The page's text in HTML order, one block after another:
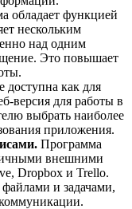
обладает функцией
нескольким
над одним
Это повышает
доступна как для
версия для работы в
выбрать наиболее
приложения.
Программа
внешними
Dropbox и Trello.
файлами и задачами,